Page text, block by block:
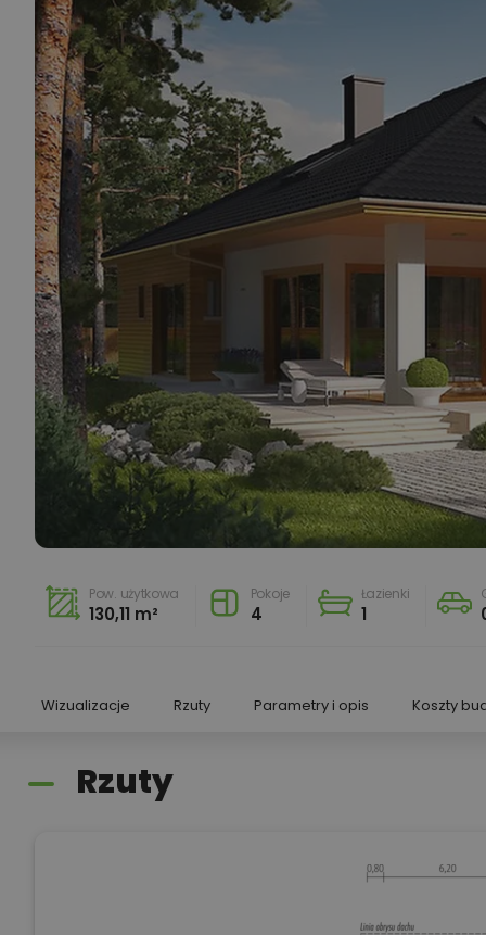
Pow. użytkowa
130,11 m²
Pokoje
4
Łazienki
1
Wizualizacje Rzuty Parametry i opis Koszty
Rzuty